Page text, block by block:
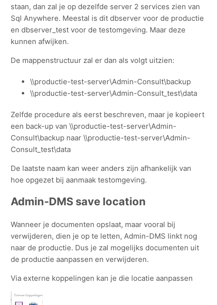
staan, dan zal je op dezelfde server 2 services zien van
Sql Anywhere. Meestal is dit dbserver voor de productie
en dbserver_test voor de testomgeving. Maar deze
kunnen afwijken.
De mappenstructuur zal er dan als volgt uitzien:
\\productie-test-server\Admin-Consult\backup
\\productie-test-server\Admin-Consult_test\data
Zelfde procedure als eerst beschreven, maar je kopieert
een back-up van \\productie-test-server\Admin-
Consult\backup naar \\productie-test-server\Admin-
Consult_test\data
De laatste naam kan weer anders zijn afhankelijk van
hoe opgezet bij aanmaak testomgeving.
Admin-DMS save location
Wanneer je documenten opslaat, maar vooral bij
verwijderen, dien je op te letten, Admin-DMS linkt nog
naar de productie. Dus je zal mogelijks documenten uit
de productie aanpassen en verwijderen.
Via externe koppelingen kan je die locatie aanpassen